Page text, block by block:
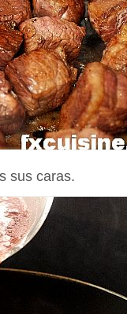
sus caras.